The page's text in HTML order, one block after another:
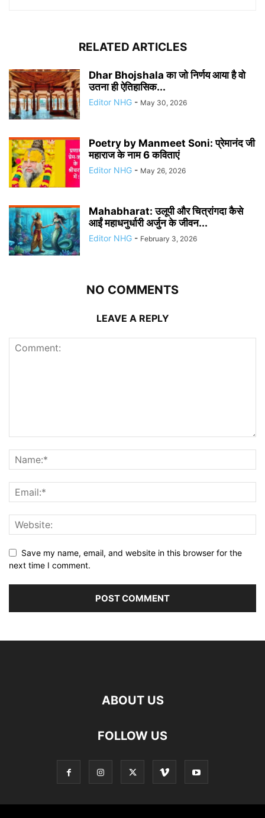
RELATED ARTICLES
Dhar Bhojshala का जो निर्णय आया है वो
उतना ही ऐतिहासिक...
Editor NHG - May 30, 2026
Poetry by Manmeet Soni: प्रेमानंद जी
महाराज के नाम 6 कविताएं
Editor NHG - May 26, 2026
Mahabharat: उलूपी और चित्रांगदा कैसे
आईं महाधनुर्धारी अर्जुन के जीवन...
Editor NHG - February 3, 2026
NO COMMENTS
LEAVE A REPLY
Save my name, email, and website in this browser for the
next time I comment.
ABOUT US
FOLLOW US